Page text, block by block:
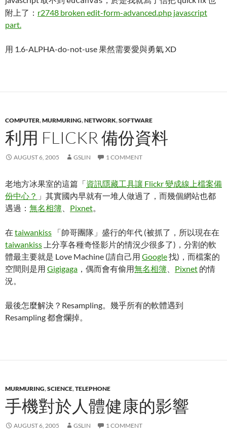
附上了： r2748 broken edit-form-advanced.php javascript
part.
用 1.6-ALPHA-do-not-use 果然需要愛與勇氣 XD
COMPUTER,MURMURING,NETWORK,SOFTWARE
利用 FLICKR 備份資料
AUGUST 6, 2005 GSLIN 1 COMMENT
老地方冰果室的這篇「資訊隱藏工具讓 Flickr 變成線上檔案備
份中心？ 」其實國內早就有一堆人做過了，而幾個網站也都
遇過： 無名相簿 Pixnet。
在 taiwankiss 「帥哥團隊」盛行的年代 (被抓了，所以現在在
taiwankiss 上分享各種奇怪影片的情況少很多了)，分割的軟
體最主要就是 Love Machine (請自己用 Google找)，而檔案的
空間則是用 Gigigaga ，偶而會有偷用無名相簿 Pixnet 的情
況。
最後怎麼解決？Resampling。幾乎所有的軟體遇到
Resampling 都會爛掉。
MURMURING,SCIENCE,TELEPHONE
手機對於人體健康的影響
AUGUST 6, 2005 GSLIN 1 COMMENT